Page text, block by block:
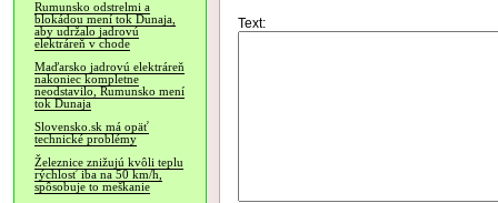
Rumunsko odstrelmi a
blokádou mení tok Dunaja,
aby udržalo jadrovú
elektráreň v chode
Maďarsko jadrovú elektráreň
nakoniec kompletne
neodstavilo, Rumunsko mení
tok Dunaja
Slovensko.sk má opäť
technické problémy
Železnice znižujú kvôli teplu
rýchlosť iba na 50 km/h,
spôsobuje to meškanie
Text: